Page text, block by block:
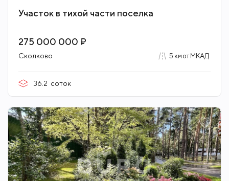
Участок в тихой части поселка
275 000 000 ₽
Сколково 5 км от МКАД
36.2 соток